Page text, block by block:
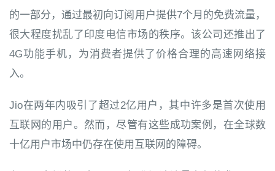
的一部分，通过最初向订阅用户提供7个月的免费流量，
很大程度扰乱了印度电信市场的秩序。该公司还推出了
4G功能手机，为消费者提供了价格合理的高速网络接
入。
Jio在两年内吸引了超过2亿用户，其中许多是首次使用
互联网的用户。然而，尽管有这些成功案例，在全球数
十亿用户市场中仍存在使用互联网的障碍。